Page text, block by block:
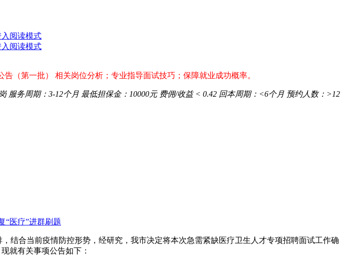
阅读模式
阅读模式
（第一批） 相关岗位分析；专业指导面试技巧；保障就业成功概率。
服务周期： 3-12个月 最低担保金： 10000元 费佣/收益 < 0.42 回本周期： <6个月 预约人数： >12
“医疗”进群刷题
结合当前疫情防控形势，经研究，我市决定将本次急需紧缺医疗卫生人才专项招聘面试工作确
就有关事项公告如下：